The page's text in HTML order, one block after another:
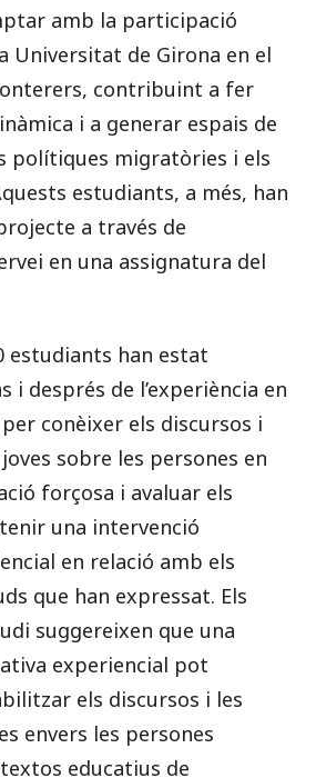
amb la participació
Universitat de Girona en el
contribuint a fer
i a generar espais de
polítiques migratòries i els
estudiants, a més, han
a través de
en una assignatura del
estudiants han estat
i després de l’experiència en
conèixer els discursos i
sobre les persones en
forçosa i avaluar els
una intervenció
en relació amb els
que han expressat. Els
suggereixen que una
experiencial pot
els discursos i les
envers les persones
educatius de